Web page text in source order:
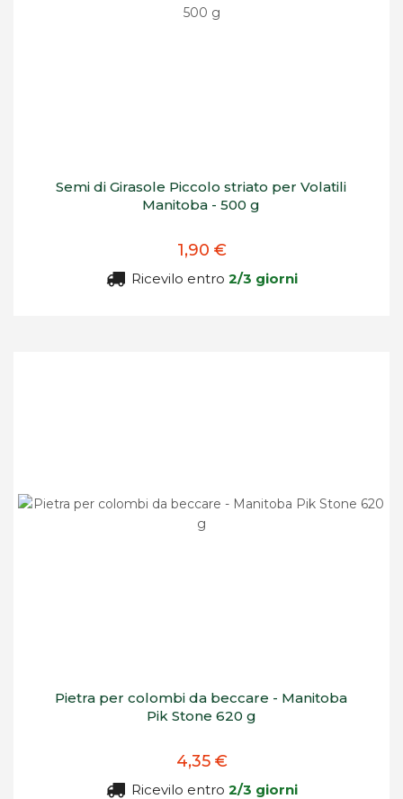
Semi di Girasole Piccolo striato per Volatili
Manitoba - 500 g
1,90 €
Ricevilo entro 2/3 giorni
Pietra per colombi da beccare - Manitoba
Pik Stone 620 g
4,35 €
Ricevilo entro 2/3 giorni